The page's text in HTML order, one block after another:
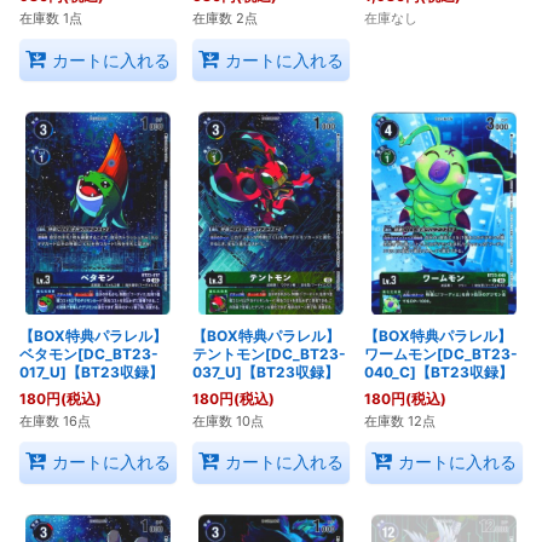
在庫数 1点
カートに入れる
在庫数 2点
カートに入れる
在庫なし
【BOX特典パラレル】
ベタモン[DC_BT23-
017_U]【BT23収録】
180円(税込)
在庫数 16点
カートに入れる
【BOX特典パラレル】
テントモン[DC_BT23-
037_U]【BT23収録】
180円(税込)
在庫数 10点
カートに入れる
【BOX特典パラレル】
ワームモン[DC_BT23-
040_C]【BT23収録】
180円(税込)
在庫数 12点
カートに入れる